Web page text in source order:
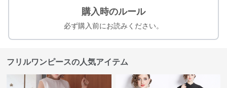
購入時のルール
必ず購入前にお読みください。
フリルワンピースの人気アイテム